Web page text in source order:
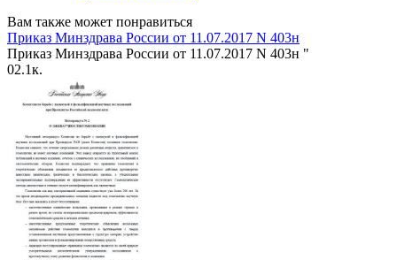
Вам также может понравиться
Приказ Минздрава России от 11.07.2017 N 403н
Приказ Минздрава России от 11.07.2017 N 403н "
02.1к.